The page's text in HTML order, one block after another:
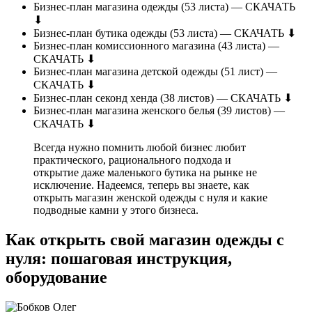
Бизнес-план магазина одежды (53 листа) — СКАЧАТЬ
⬇
Бизнес-план бутика одежды (53 листа) — СКАЧАТЬ ⬇
Бизнес-план комиссионного магазина (43 листа) —
СКАЧАТЬ ⬇
Бизнес-план магазина детской одежды (51 лист) —
СКАЧАТЬ ⬇
Бизнес-план секонд хенда (38 листов) — СКАЧАТЬ ⬇
Бизнес-план магазина женского белья (39 листов) —
СКАЧАТЬ ⬇
Всегда нужно помнить любой бизнес любит
практического, рационального подхода и
открытие даже маленького бутика на рынке не
исключение. Надеемся, теперь вы знаете, как
открыть магазин женской одежды с нуля и какие
подводные камни у этого бизнеса.
Как открыть свой магазин одежды с
нуля: пошаговая инструкция,
оборудование